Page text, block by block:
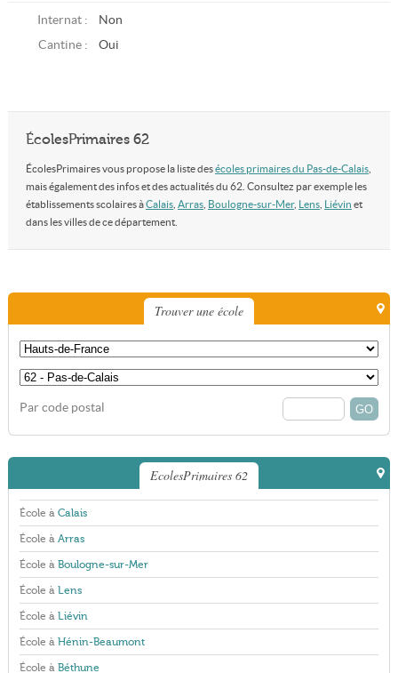
Internat :
Non
Cantine :
Oui
ÉcolesPrimaires 62
ÉcolesPrimaires vous propose la liste desécoles primaires du Pas-de-Calais,
mais également des infos et des actualités du 62. Consultez par exemple les
établissements scolaires àCalais, Arras, Boulogne-sur-Mer, Lens, Liévin et
dans les villes de ce département.
Trouver une école
Par code postal
EcolesPrimaires 62
École à Calais
École à Arras
École à Boulogne-sur-Mer
École à Lens
École à Liévin
École à Hénin-Beaumont
École à Béthune